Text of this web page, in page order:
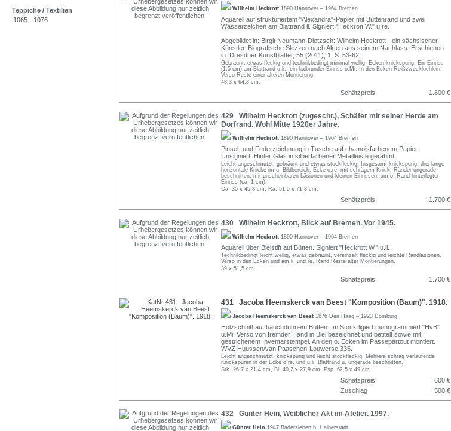
Teppiche / Textilien
1065 - 1076
Wilhelm Heckrott 1890 Hannover – 1964 Bremen
Aquarell auf strukturiertem "Alexandra"-Papier mit Büttenrand und zwei
Wasserzeichen am Blattrand li. Signiert "Heckrott W." u.re.
Abgebildet in: Birgit Neumann-Dietzsch: Wilhelm Heckrott - ein sächsischer
Künstler. Biografische Skizzen nach Akten aus seinem Nachlass. Erschienen
in: Dresdner Kunstblätter, 55 (2011), 1, S. 53-62.
Gebräunt, etwas fleckig und technikbedingt minimal wellig. Ecken knickspurig. Ein Einriss
(1,5 cm) am Blattrand u.li., ein halbrunder Einriss o.Mi. In den Ecken Reißzwecklöchlein.
Verso Reste einer älteren Montierung.
48,3 x 64,3 cm.
Schätzpreis 1.800 €
429 Wilhelm Heckrott (zugeschr.), Schäfer mit seiner Herde am
Dorfrand. Wohl Mitte 1920er Jahre.
Wilhelm Heckrott 1890 Hannover – 1964 Bremen
Pinsel- und Federzeichnung in Tusche auf chamoisfarbenem Papier.
Unsigniert. Hinter Glas in silberfarbener Metallleiste gerahmt.
Leicht angeschmutzt, gebräunt und etwas stockfleckig. Insgesamt knickspurig, drei lange
horizontale Knicke im u. Bildbereich, Ecke o.re. mit schrägem Knick. Ränder ungerade
beschnitten, mit unscheinbaren Läsionen und kleinen Einrissen, am o. Rand hinterlegter
Einriss (ca. 1 cm).
Ca. 35 x 45,8 cm, Ra. 51,5 x 71,3 cm.
Schätzpreis 1.700 €
430 Wilhelm Heckrott, Blick auf Bremen. Vor 1945.
Wilhelm Heckrott 1890 Hannover – 1964 Bremen
Aquarell über Bleistift auf Bütten. Signiert "Heckrott W." u.li.
Technikbedingt leicht wellig, etwas gebräunt, vereinzelt fleckig und leichte Randläsionen.
Verso in den Ecken und am li. und re. Rand Reste alter Montierungen.
39 x 51,5 cm.
Schätzpreis 1.700 €
431 Jacoba Heemskerck van Beest "Komposition (Baum)". 1918.
Jacoba Heemskerck van Beest 1876 Den Haag – 1923 Domburg
Holzschnitt auf hauchdünnem Bütten. Im Stock ligiert monogrammiert "HvB"
u.Mi. Verso von fremder Hand in Blei bezeichnet und betitelt sowie mit
gestrichenem Inventarstempel. An den o. Ecken im Passepartout montiert.
WVZ Huussen/van Paaschen-Louwerse 335.
Leicht angeschmutzt, knickspurig und leicht stockfleckig. Mehrere schräg verlaufende
Knickspuren in der Ecke o.re. und u.li. Blattrand u. ungerade beschnitten.
Stk. 26,7 x 21,4 cm, Bl. 40,2 x 27,9 cm, Psp. 62,5 x 49 cm.
Schätzpreis
600 €
Zuschlag
500 €
432 Günter Hein, Weiblicher Akt im Atelier. 1997.
Günter Hein 1947 Badersleben b. Halberstadt